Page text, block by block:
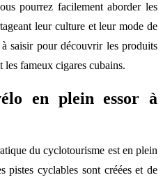
pourrez facilement aborder les
leur culture et leur mode de
saisir pour découvrir les produits
fameux cigares cubains.
en plein essor à
du cyclotourisme est en plein
pistes cyclables sont créées et de